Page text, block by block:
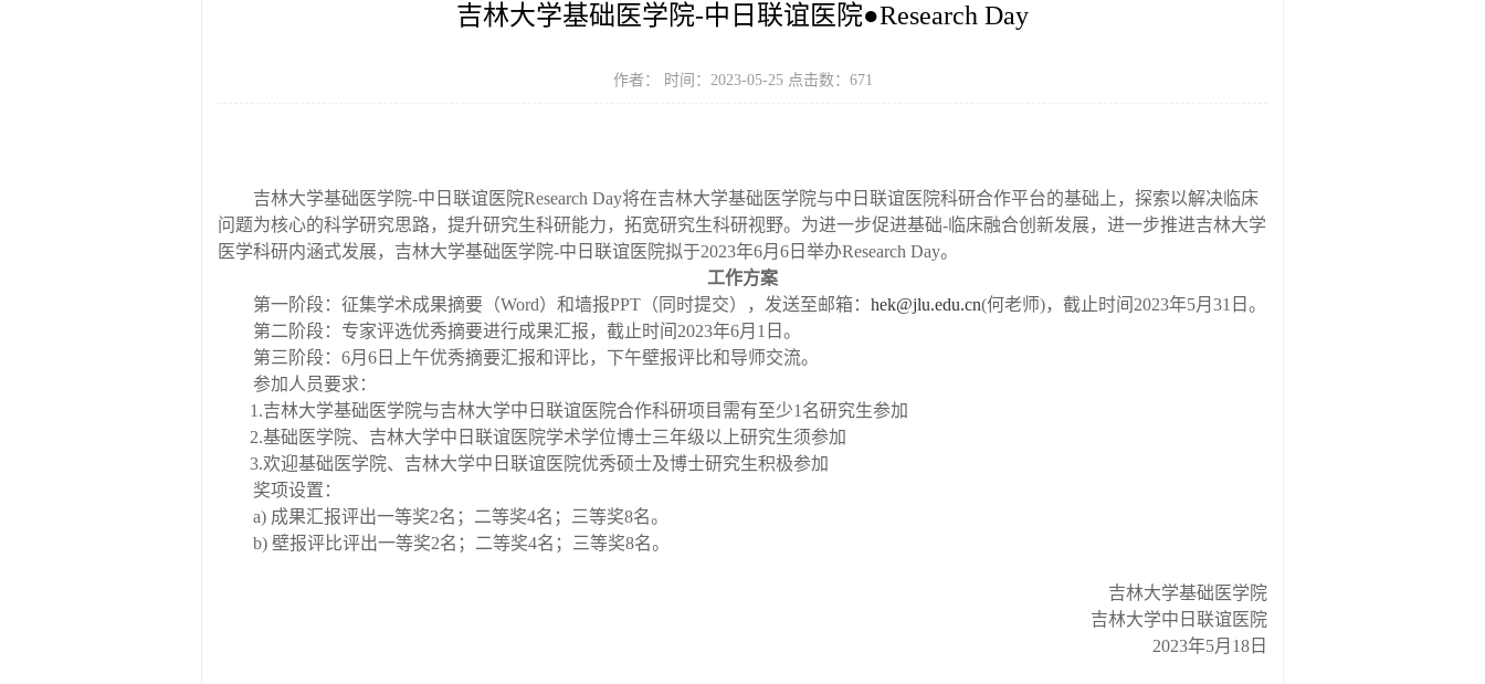
吉林大学基础医学院-中日联谊医院●Research Day
作者： 时间：2023-05-25 点击数： 671
吉林大学基础医学院-中日联谊医院Research Day将在吉林大学基础医学院与中日联谊医院科研合作平台的基础上，探索以解决临床
问题为核心的科学研究思路，提升研究生科研能力，拓宽研究生科研视野。为进一步促进基础- 临床融合创新发展，进一步推进吉林大学
医学科研内涵式发展，吉林大学基础医学院-中日联谊医院拟于2023年6月 6 日举办Research Day。
工作方案
第一阶段：征集学术成果摘要（Word）和墙报PPT （同时提交），发送至邮箱： hek@jlu.edu.cn(何老师)，截止时间 2023年5月 31 日。
第二阶段：专家评选优秀摘要进行成果汇报，截止时间 2023年6月 1 日。
第三阶段： 6月 6 日上午优秀摘要汇报和评比，下午壁报评比和导师交流。
参加人员要求：
1.吉林大学基础医学院与吉林大学中日联谊医院合作科研项目需有至少1 名研究生参加
2.基础医学院、吉林大学中日联谊医院学术学位博士三年级以上研究生须参加
3.欢迎基础医学院、吉林大学中日联谊医院优秀硕士及博士研究生积极参加
奖项设置：
a) 成果汇报评出一等奖2名；二等奖4名；三等奖8名。
b) 壁报评比评出一等奖2名；二等奖4名；三等奖8名。
吉林大学基础医学院
吉林大学中日联谊医院
2023年5月 18 日